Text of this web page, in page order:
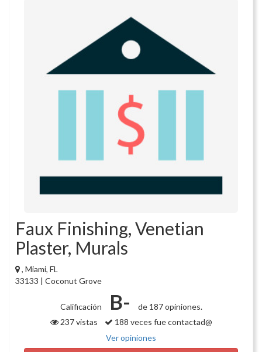
Faux Finishing, Venetian
Plaster, Murals
, Miami, FL
33133 | Coconut Grove
Calificación B-
de 187 opiniones.
237 vistas
188 veces fue contactad@
Ver opiniones